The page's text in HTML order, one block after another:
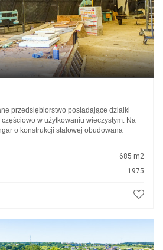
przedsiębiorstwo posiadające działki
w użytkowaniu wieczystym. Na
o konstrukcji stalowej obudowana
685 m2
1975